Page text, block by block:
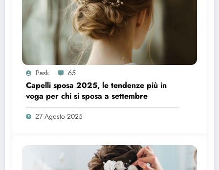
Pask 65
Capelli sposa 2025, le tendenze più in
voga per chi si sposa a settembre
27 Agosto 2025